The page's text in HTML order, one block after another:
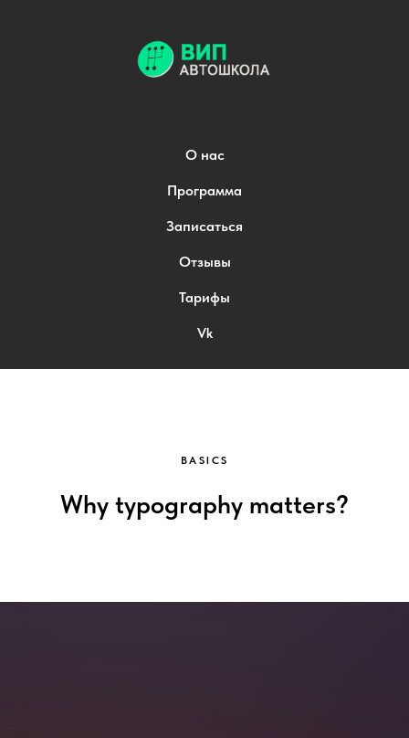
О нас
Программа
Записаться
Отзывы
Тарифы
Vk
BASICS
Why typography matters?